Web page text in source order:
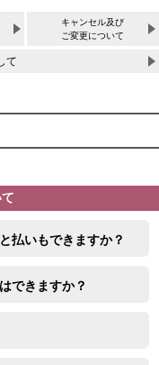
キャンセル及び
ご変更について
て
払いもできますか？
できますか？